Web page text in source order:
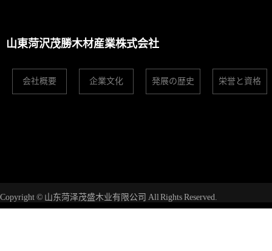
山東菏沢茂勝木材産業株式会社
会社概要 企業文化 発展の歴史 栄誉と資格
Copyright © 山东菏泽茂盛木业有限公司 All Rights Reserved.